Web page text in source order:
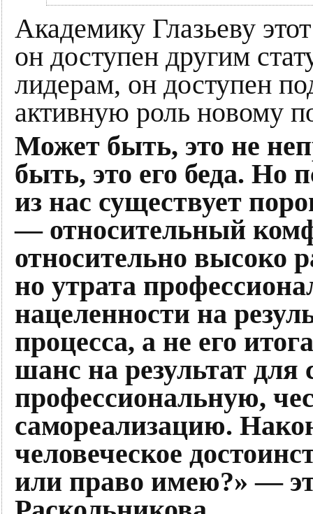
Академику Глазьеву
он доступен другим
лидерам, он доступен
активную роль новому
Может быть, это не
быть, это его беда. Но
из нас существует
— относительный
относительно высоко
но утрата
нацеленности на
процесса, а не его
шанс на результат
профессиональную,
самореализацию.
человеческое
или право имею?» —